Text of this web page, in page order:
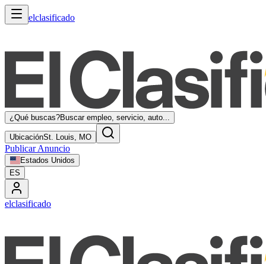
elclasificado
¿Qué buscas?Buscar empleo, servicio, auto...
UbicaciónSt. Louis, MO
Publicar Anuncio
Estados Unidos
ES
elclasificado